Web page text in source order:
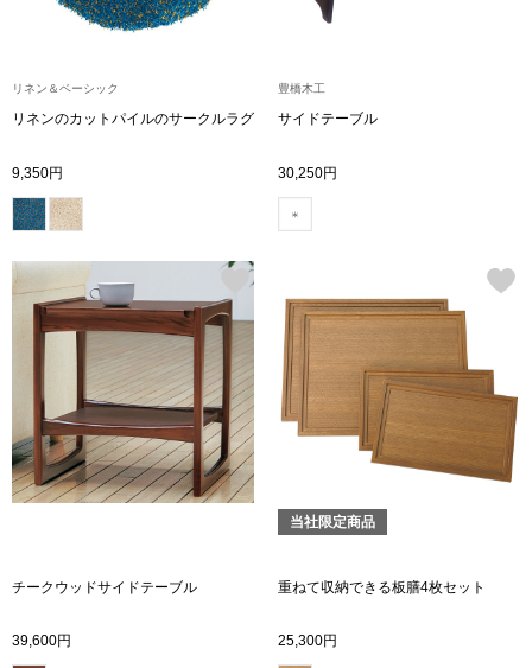
Miss Kyouko／ミスキョウコ
ランド
財布／小物
リネン＆ベーシック
リネンのカットパイルのサークルラグ
9,350円
豊橋木工
サイドテーブル
30,250円
チークウッドサイドテーブル
39,600円
当社限定商品
重ねて収納できる板膳4枚セット
25,300円